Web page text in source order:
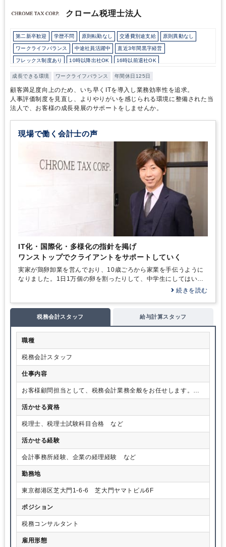
クローム税理士法人
第二新卒歓迎 学歴不問 原則転勤なし 交通費別途支給 原則異動なし
ワークライフバランス 中途社員活躍中 直近3年間黒字経営
フレックス制度あり 10時以降出社OK 16時以前退社OK
所定労働時間8時間未満
完全週休2日制 年間休日120日以上 英語力を活かす
顧客開拓にノウハウあり 外資系に強み
ダブルライセンス(公認会計士＋税理士等）
成長できる環境 ワークライフバランス 年間休日125日
顧客満足度向上のため、いち早くITを導入し業務効率性を追求。
人事評価制度を見直し、よりやりがいを感じられる環境に整備された当
法人で、お客様の成長発展のサポートをしませんか。
現場で働く会計士の声
IT化・国際化・多様化の指針を掲げ
ワンストップでクライアントをサポートしていく
実家が鶏卵卸業を営んでおり、10歳ごろから家業を手伝うように
なりました。1日1万個の卵を割ったりして、中学生にしてはいい
バイトでした（笑）。その頃芽生えたのが「将来は事業をやりた
活を謳歌しようと思っていたのですが、ハンググライダーのサー
クルでの活動中、墜落し、骨折してハングのライセンス取得を断
念……。そんな経緯もあって、本格的に公認会計士試験に向けた
勉強を始めたのです。
計監査の実務を学びます。ところが、つくられた財務諸表をチェ
ックするという業務がどうも性に合いません。そこで心機一転、
外資系の事業会社に転職。現場の経理実務やファイナンス、レポ
ーティングなどを一とおり学んだ後、英語を学ぶべくアメリカへ
留学。ビジネススクールを経て帰国後、アメリカで見たスターバ
ックスをヒントに紅茶の飲食業を立ち上げました。
ここで気づいたのは、私はコストを見る経営分析には長けていた
のですが、売上のつくり方は不得手だったということ。お店を満
席にできても、回転率が上げられないのです。商才はまったく違
うセンスだと気づき、1年ほどで早期撤退。そして御縁があって会
た。そこは小規模ながらも多様な案件を引き受ける事務所でした
ので、税務申告書の作成からIPOのコンサルティング、企業再生の
支援にビジネスプランの作成、資金調達と様々な案件を経験させ
てもらえました。
続きを読む
税務会計スタッフ 給与計算スタッフ
職種
税務会計スタッフ
仕事内容
お客様顧問担当として、税務会計業務全般をお任せします。国
際税務、IPO支援、資金調達、経理アウトソーシング支援などの
幅広い業務まで、希望にもよりますが担当をお願いする場合が
あります。
活かせる資格
税理士、税理士試験科目合格 など
活かせる経験
会計事務所経験、企業の経理経験 など
勤務地
東京都港区芝大門1-6-6 芝大門ヤマトビル6F
ポジション
税務コンサルタント
雇用形態